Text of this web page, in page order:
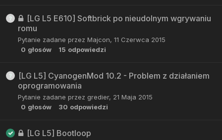
[LG L5 E610] Softbrick po nieudolnym wgrywaniu
romu
Pytanie zadane przez Majcon, 11 Czerwca 2015
0 głosów 15 odpowiedzi
[LG L5] CyanogenMod 10.2 - Problem z działaniem
oprogramowania
Pytanie zadane przez gredier, 21 Maja 2015
0 głosów 30 odpowiedzi
[LG L5] Bootloop